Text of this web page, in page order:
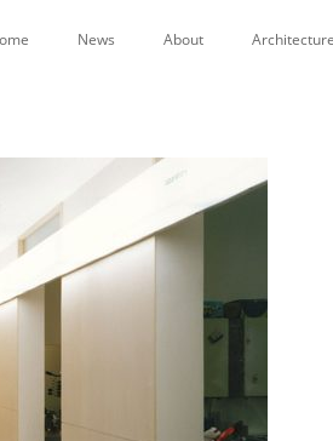
News About